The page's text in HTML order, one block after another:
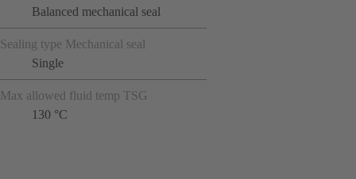
Balanced mechanical seal
Sealing type Mechanical seal
Single
Max allowed fluid temp TSG
130 °C